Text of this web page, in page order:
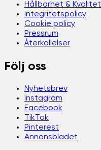
Hållbarhet & Kvalitet
Integritetspolicy
Cookie policy
Pressrum
Återkallelser
Följ oss
Nyhetsbrev
Instagram
Facebook
TikTok
Pinterest
Annonsbladet